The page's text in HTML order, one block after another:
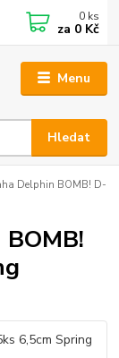
Menu
Hledat
0 ks
za 0 Kč
Delphin BOMB! D-